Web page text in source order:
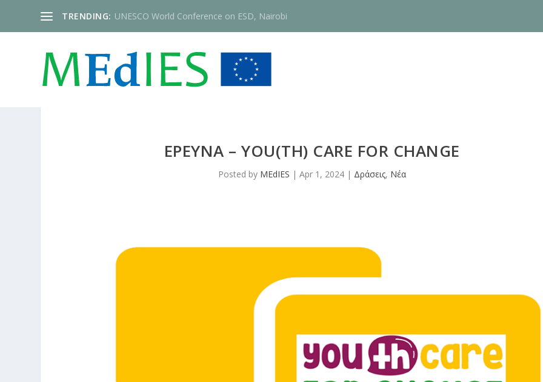
TRENDING: UNESCO World Conference on ESD, Nairobi
ΕΡΕΥΝΑ – YOU(TH) CARE FOR CHANGE
Posted by MEdIES | Apr 1, 2024| Δράσεις, Νέα